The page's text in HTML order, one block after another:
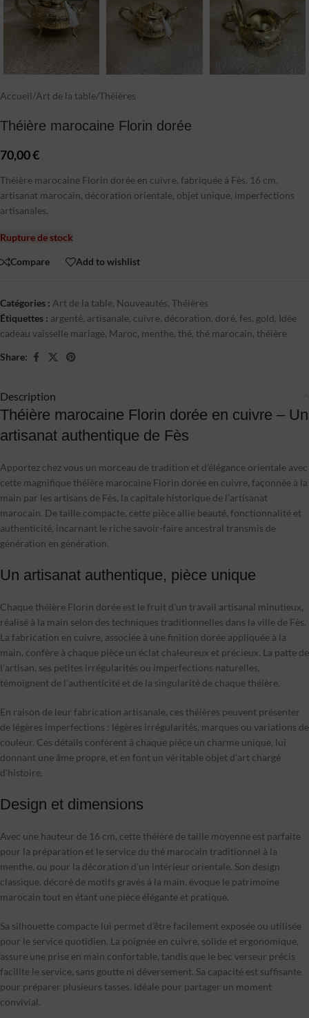
Accueil/Art de la table/Théières
Théière marocaine Florin dorée
70,00€
Théière marocaine Florin dorée en cuivre, fabriquée à Fès, 16 cm,
artisanat marocain, décoration orientale, objet unique, imperfections
artisanales.
Rupture de stock
Compare Add to wishlist
Catégories : Art de la table, Nouveautés, Théières
Étiquettes : argenté, artisanale, cuivre, décoration, doré, fes, gold, Idée
cadeau vaisselle mariage, Maroc, menthe, thé, thé marocain, théière
Share:
Description
Théière marocaine Florin dorée en cuivre – Un
artisanat authentique de Fès
Apportez chez vous un morceau de tradition et d’élégance orientale avec
cette magnifique théière marocaine Florin dorée en cuivre, façonnée à la
main par les artisans de Fès, la capitale historique de l’artisanat
marocain. De taille compacte, cette pièce allie beauté, fonctionnalité et
authenticité, incarnant le riche savoir-faire ancestral transmis de
génération en génération.
Un artisanat authentique, pièce unique
Chaque théière Florin dorée est le fruit d’un travail artisanal minutieux,
réalisé à la main selon des techniques traditionnelles dans la ville de Fès.
La fabrication en cuivre, associée à une finition dorée appliquée à la
main, confère à chaque pièce un éclat chaleureux et précieux. La patte de
l’artisan, ses petites irrégularités ou imperfections naturelles,
témoignent de l’authenticité et de la singularité de chaque théière.
En raison de leur fabrication artisanale, ces théières peuvent présenter
de légères imperfections : légères irrégularités, marques ou variations de
couleur. Ces détails confèrent à chaque pièce un charme unique, lui
donnant une âme propre, et en font un véritable objet d’art chargé
d’histoire.
Design et dimensions
Avec une hauteur de 16 cm, cette théière de taille moyenne est parfaite
pour la préparation et le service du thé marocain traditionnel à la
menthe, ou pour la décoration d’un intérieur orientale. Son design
classique, décoré de motifs gravés à la main, évoque le patrimoine
marocain tout en étant une pièce élégante et pratique.
Sa silhouette compacte lui permet d’être facilement exposée ou utilisée
pour le service quotidien. La poignée en cuivre, solide et ergonomique,
assure une prise en main confortable, tandis que le bec verseur précis
facilite le service, sans goutte ni déversement. Sa capacité est suffisante
pour préparer plusieurs tasses, idéale pour partager un moment
convivial.